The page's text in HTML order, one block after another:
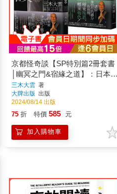
京都怪奇談【SP特別篇2冊套書
│幽冥之門&宿緣之道】：日本超
人氣和尚三木大雲の妙法壇──
壓軸開講！
三木大雲著
大牌出版 出版
2024/08/14 出版
75 折 特價 585 元
加入購物車